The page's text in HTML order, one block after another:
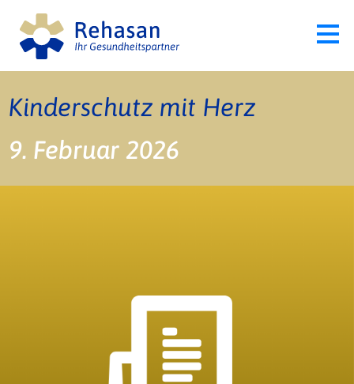
Kinderschutz mit Herz
9. Februar 2026